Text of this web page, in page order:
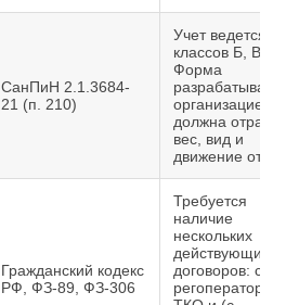
СанПиН 2.1.3684-
21 (п. 210)
Учет ведется
классов Б, В, Г,
Форма
организацией,
должна
вес, вид и
движение
Гражданский кодекс
РФ, ФЗ-89, ФЗ-306
Требуется
наличие
нескольких
действующих
договоров: с
регоператором